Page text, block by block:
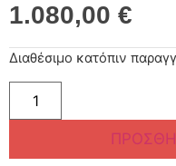
1.080,00 €
Διαθέσιμο κατόπιν